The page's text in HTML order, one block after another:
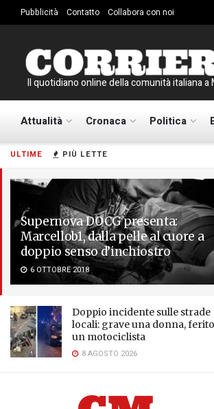
ULTIME PIÙ LETTE
Supernova DOCG presenta:
Marcellob1, dalla pelle al cuore a
doppio senso d’inchiostro
6 OTTOBRE 2018
Doppio incidente sulle strade
locali: grave una donna, ferito
un motociclista
8 AGOSTO 2026
Pubblicità Contatto Collabora con noi
Il quotidiano online della comunità italiana a
Attualità Cronaca Politica